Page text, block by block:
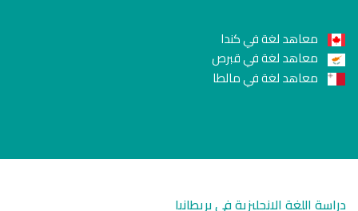
معاهد لغة في كندا
معاهد لغة في قبرص
معاهد لغة في مالطا
دراسة اللغة الانجليزية في بريطانيا